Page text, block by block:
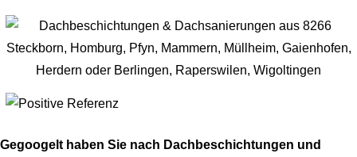
Gegoogelt haben Sie nach Dachbeschichtungen und